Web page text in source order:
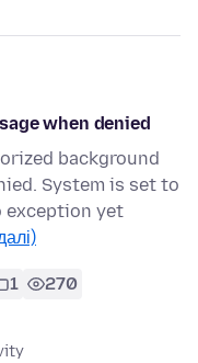
when denied
background
System is set to
exception yet
1 270